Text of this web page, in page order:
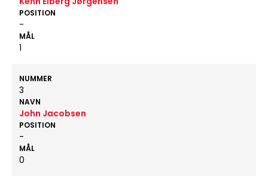
POSITION
-
MÅL
1
NUMMER
3
NAVN
John Jacobsen
POSITION
-
MÅL
0